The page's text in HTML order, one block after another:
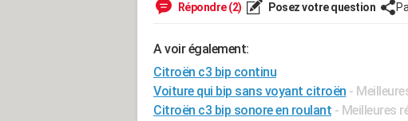
Répondre (2) Posez votre question
A voir également:
Citroën c3 bip continu
Voiture qui bip sans voyant citroën -
Citroën c3 bip sonore en roulant - Meilleures